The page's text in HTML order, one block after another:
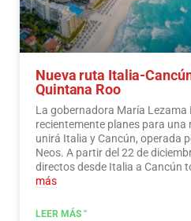
Nueva ruta Italia-
Quintana Roo
La gobernadora María Lezama
recientemente planes para una
unirá Italia y Cancún, operada
Neos. A partir del 22 de
directos desde Italia a Cancún
más
LEER MÁS "